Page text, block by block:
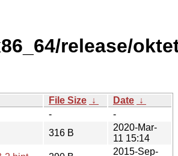
release/
File Size ↓ Date ↓
-
-
316 B
2020-Mar-
11 15:14
2015-Sep-